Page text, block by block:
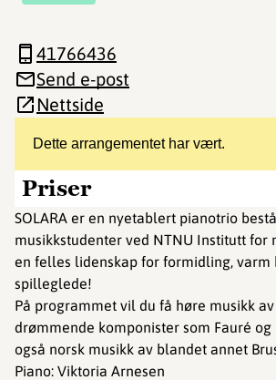
Dette arrangementet har vært.
Priser
SOLARA er en nyetablert pianotrio
musikkstudenter ved NTNU Institutt for
en felles lidenskap for formidling, varm
spilleglede!
På programmet vil du få høre musikk
drømmende komponister som Fauré og
også norsk musikk av blandet annet
Piano: Viktoria Arnesen
41766436
Send e-post
Nettside